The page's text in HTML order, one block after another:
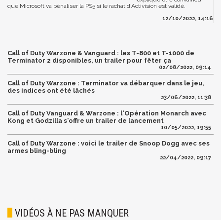
que Microsoft va pénaliser la PS5 si le rachat d'Activision est validé.
12/10/2022, 14:16
Call of Duty Warzone & Vanguard : les T-800 et T-1000 de
Terminator 2 disponibles, un trailer pour fêter ça
02/08/2022, 09:14
Call of Duty Warzone : Terminator va débarquer dans le jeu,
des indices ont été lâchés
23/06/2022, 11:38
Call of Duty Vanguard & Warzone : l'Opération Monarch avec
Kong et Godzilla s'offre un trailer de lancement
10/05/2022, 19:55
Call of Duty Warzone : voici le trailer de Snoop Dogg avec ses
armes bling-bling
22/04/2022, 09:17
VIDÉOS À NE PAS MANQUER